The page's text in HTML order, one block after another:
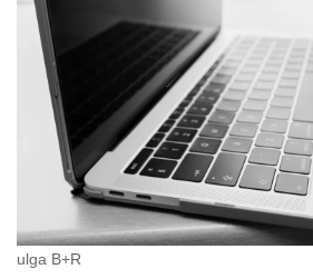
ulga B+R